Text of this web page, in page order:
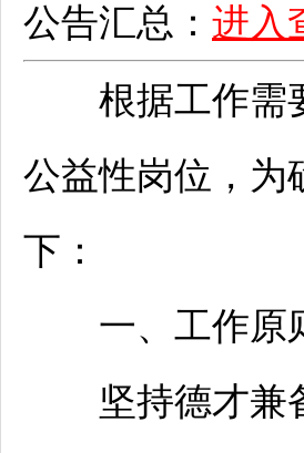
公告汇总： 进入
根据工作需
公益性岗位，为
下：
一、工作原
坚持德才兼备